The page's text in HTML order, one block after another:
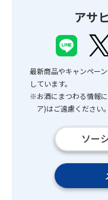
アサ
最新商品やキャンペー
しています。
※お酒にまつわる情報
ア)はご遠慮ください。
ソー